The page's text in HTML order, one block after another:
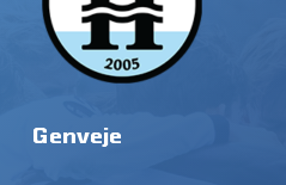
Genveje